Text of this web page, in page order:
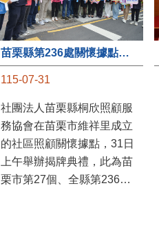
苗栗縣第236處關懷據點在苗栗市維祥里揭牌
115-07-31
社團法人苗栗縣桐欣照顧服
務協會在苗栗市維祥里成立
的社區照顧關懷據點，31日
上午舉辦揭牌典禮，此為苗
栗市第27個、全縣第236處